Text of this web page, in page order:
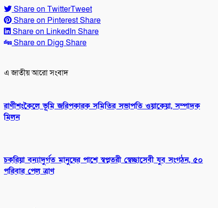
Share on TwitterTweet
Share on PinterestShare
Share on LinkedInShare
Share on Digg Share
এ জাতীয় আরো সংবাদ
রাণীশংকৈলে ভূমি জরিপকারক সমিতির সভাপতি ওয়াকেয়া, সম্পাদক
মিলন
চকরিয়া বন্যাদুর্গত মানুষের পাশে স্বপ্নতরী স্বেচ্ছাসেবী যুব সংগঠন, ৫০
পরিবার পেল ত্রাণ